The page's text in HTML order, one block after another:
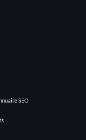
SEO